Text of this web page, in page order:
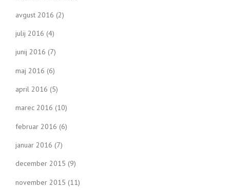
avgust 2016 (2)
julij 2016 (4)
junij 2016 (7)
maj 2016 (6)
april 2016 (5)
marec 2016 (10)
februar 2016 (6)
januar 2016 (7)
december 2015 (9)
november 2015 (11)